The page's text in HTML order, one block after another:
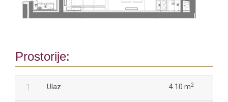
Prostorije:
1 Ulaz 4.10 m2